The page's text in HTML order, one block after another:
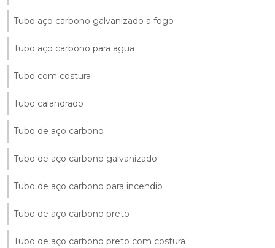
Tubo aço carbono galvanizado a fogo
Tubo aço carbono para agua
Tubo com costura
Tubo calandrado
Tubo de aço carbono
Tubo de aço carbono galvanizado
Tubo de aço carbono para incendio
Tubo de aço carbono preto
Tubo de aço carbono preto com costura